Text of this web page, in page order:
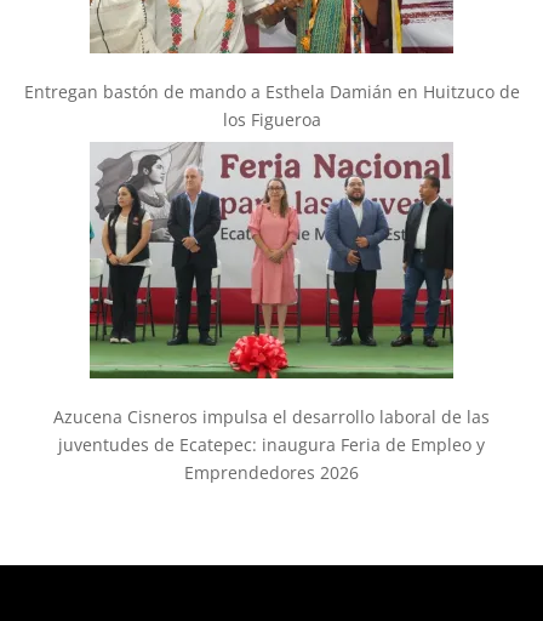
Entregan bastón de mando a Esthela Damián en Huitzuco de
los Figueroa
Azucena Cisneros impulsa el desarrollo laboral de las
juventudes de Ecatepec: inaugura Feria de Empleo y
Emprendedores 2026